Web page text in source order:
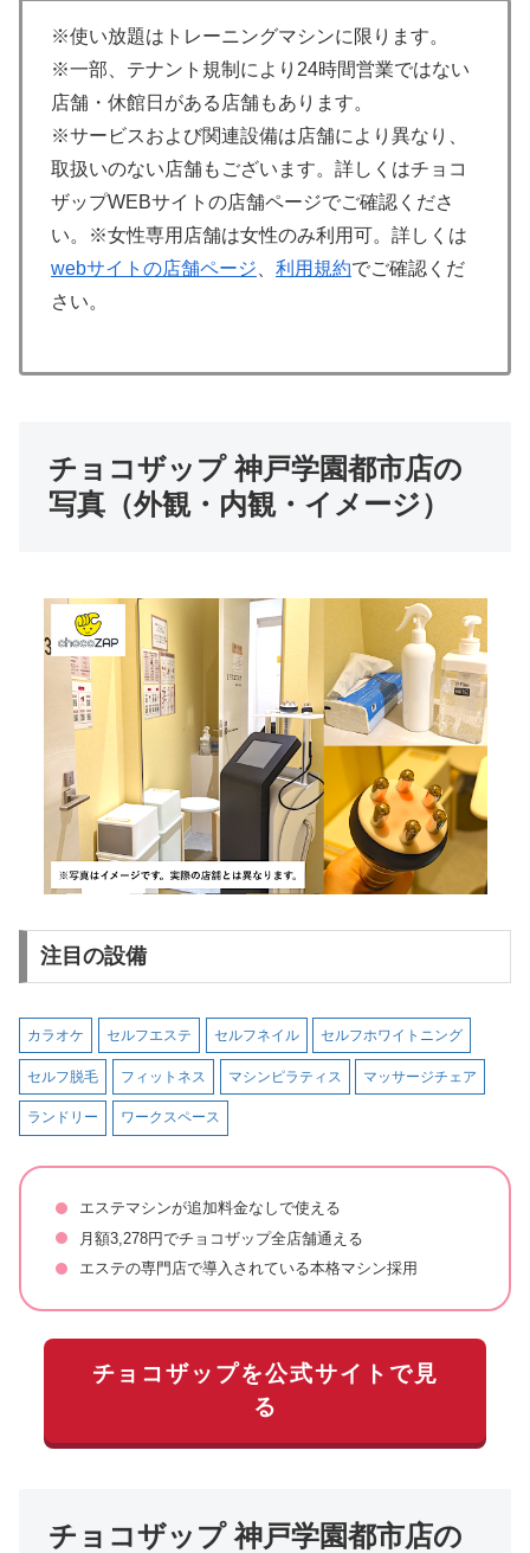
※使い放題はトレーニングマシンに限ります。
※一部、テナント規制により24時間営業ではない
店舗・休館日がある店舗もあります。
※サービスおよび関連設備は店舗により異なり、
取扱いのない店舗もございます。詳しくはチョコ
ザップWEBサイトの店舗ページでご確認くださ
い。※女性専用店舗は女性のみ利用可。詳しくは
webサイトの店舗ページ
利用規約でご確認くだ
さい。
チョコザップ 神戸学園都市店の
写真（外観・内観・イメージ）
注目の設備
カラオケ セルフエステ セルフネイル セルフホワイトニング
セルフ脱毛 フィットネス マシンピラティス マッサージチェア
ランドリー ワークスペース
エステマシンが追加料金なしで使える
月額3,278円でチョコザップ全店舗通える
エステの専門店で導入されている本格マシン採用
チョコザップを公式サイトで見
る
チョコザップ 神戸学園都市店の